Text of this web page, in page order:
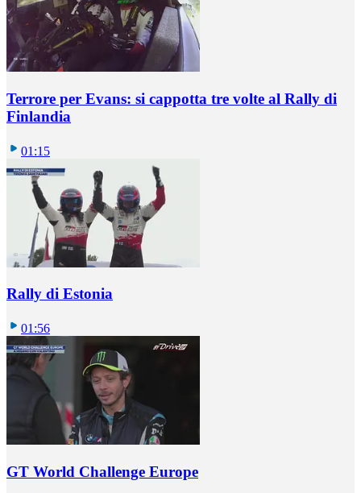
Terrore per Evans: si cappotta tre volte al Rally di
Finlandia
01:15
Rally di Estonia
01:56
GT World Challenge Europe